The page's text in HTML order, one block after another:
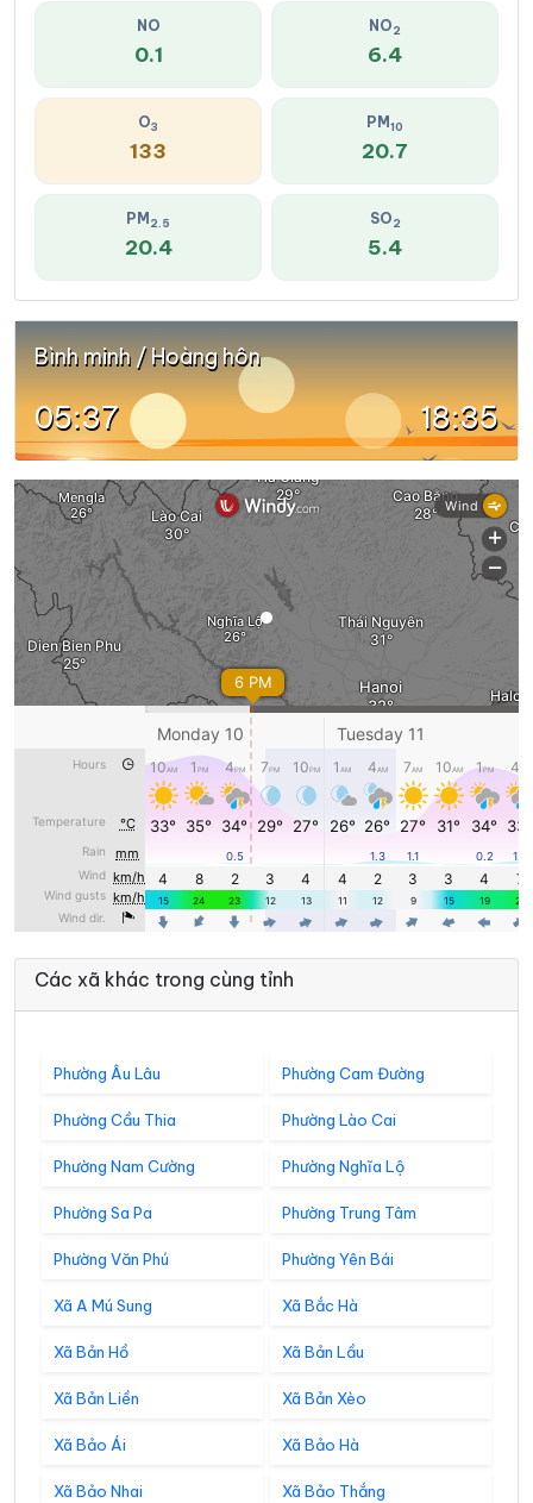
NO
0.1
NO2
6.4
O3
133
PM 10
20.7
PM 2.5
20.4
SO2
5.4
Bình minh / Hoàng hôn
05:37 18:35
Các xã khác trong cùng tỉnh
Phường Âu Lâu Phường Cam Đường
Phường Cầu Thia Phường Lào Cai
Phường Nam Cường Phường Nghĩa Lộ
Phường Sa Pa Phường Trung Tâm
Phường Văn Phú Phường Yên Bái
Xã A Mú Sung Xã Bắc Hà
Xã Bản Hồ Xã Bản Lầu
Xã Bản Liền Xã Bản Xèo
Xã Bảo Ái Xã Bảo Hà
Xã Bảo Nhai Xã Bảo Thắng